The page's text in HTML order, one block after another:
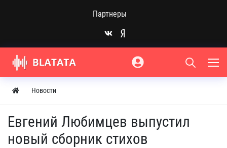
Партнеры
Новости
Евгений Любимцев выпустил
новый сборник стихов